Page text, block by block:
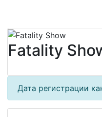
Fatality
Дата регистрации